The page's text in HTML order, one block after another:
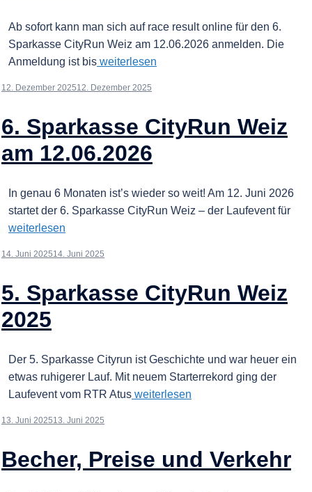
Ab sofort kann man sich auf race result online für den 6.
Sparkasse CityRun Weiz am 12.06.2026 anmelden. Die
Anmeldung ist bis weiterlesen
12. Dezember 202512. Dezember 2025
6. Sparkasse CityRun Weiz
am 12.06.2026
In genau 6 Monaten ist’s wieder so weit! Am 12. Juni 2026
startet der 6. Sparkasse CityRun Weiz – der Laufevent für
weiterlesen
14. Juni 202514. Juni 2025
5. Sparkasse CityRun Weiz
2025
Der 5. Sparkasse Cityrun ist Geschichte und war heuer ein
etwas ruhigerer Lauf. Mit neuem Starterrekord ging der
Laufevent vom RTR Atus weiterlesen
13. Juni 202513. Juni 2025
Becher, Preise und Verkehr